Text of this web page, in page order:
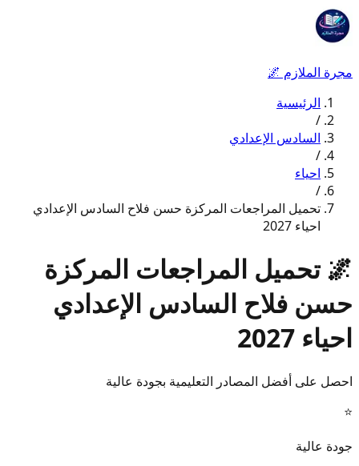
مجرة الملازم 🌌
الرئيسية
/
السادس الإعدادي
/
احياء
/
تحميل المراجعات المركزة حسن فلاح السادس الإعدادي
احياء 2027
🌌 تحميل المراجعات المركزة
حسن فلاح السادس الإعدادي
احياء 2027
احصل على أفضل المصادر التعليمية بجودة عالية
⭐
جودة عالية